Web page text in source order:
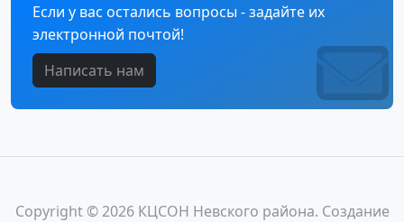
Если у вас остались вопросы - задайте их
электронной почтой!
Написать нам
Copyright © 2026 КЦСОН Невского района. Создание